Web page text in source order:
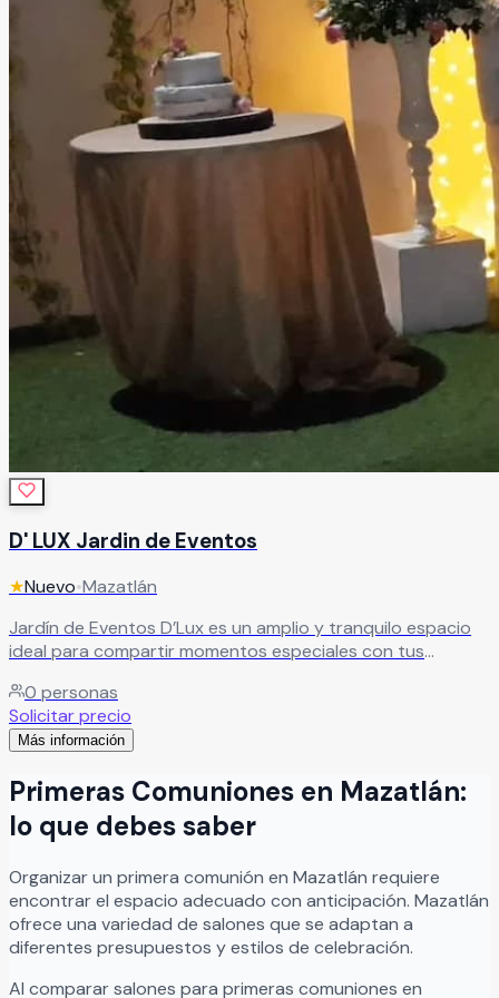
D' LUX Jardin de Eventos
★Nuevo•Mazatlán
Jardín de Eventos D’Lux es un amplio y tranquilo espacio
ideal para compartir momentos especiales con tus
únicas en un ambiente relajado y acogedor. Ofrece
servicios completos y paquetes que se adaptan a tus
gustos y necesidades, asegurando que tu evento sea
0 personas
Solicitar precio
Más información
Primeras Comuniones en Mazatlán:
lo que debes saber
Organizarun primera comunión en Mazatlán requiere
encontrar el espacio adecuado con anticipación. Mazatlán
ofrece una variedad de salones que se adaptan a
diferentes presupuestos y estilos de celebración.
Al comparar salones para primeras comuniones en